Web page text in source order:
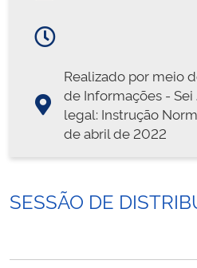
Realizado por meio
de Informações -
legal: Instrução
de abril de 2022
SESSÃO DE